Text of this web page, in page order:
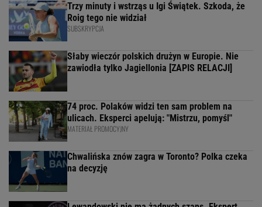
Trzy minuty i wstrząs u Igi Świątek. Szkoda, że
Roig tego nie widział
SUBSKRYPCJA
Słaby wieczór polskich drużyn w Europie. Nie
zawiodła tylko Jagiellonia [ZAPIS RELACJI]
74 proc. Polaków widzi ten sam problem na
ulicach. Eksperci apelują: "Mistrzu, pomyśl"
MATERIAŁ PROMOCYJNY
Chwalińska znów zagra w Toronto? Polka czeka
na decyzję